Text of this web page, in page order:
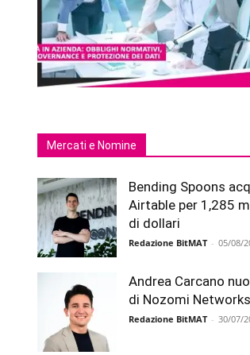
Mercati e Nomine
Bending Spoons
Airtable per 1,285
di dollari
Redazione BitMAT - 05/08/
Andrea Carcano
di Nozomi Networks
Redazione BitMAT - 30/07/